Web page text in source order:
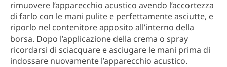
rimuovere l’apparecchio acustico avendo l’accortezza
di farlo con le mani pulite e perfettamente asciutte, e
riporlo nel contenitore apposito all’interno della
borsa. Dopo l’applicazione della crema o spray
ricordarsi di sciacquare e asciugare le mani prima di
indossare nuovamente l’apparecchio acustico.